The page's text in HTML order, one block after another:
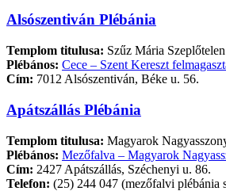
Alsószentiván Plébánia
Templom titulusa: Szűz Mária
Plébános: Cece – Szent Kereszt
Cím: 7012 Alsószentiván, Béke u. 56.
Apátszállás Plébánia
Templom titulusa: Magyarok
Plébános: Mezőfalva – Magyarok
Cím: 2427 Apátszállás, Széchenyi u. 86.
Telefon: (25) 244 047 (mezőfalvi plébánia